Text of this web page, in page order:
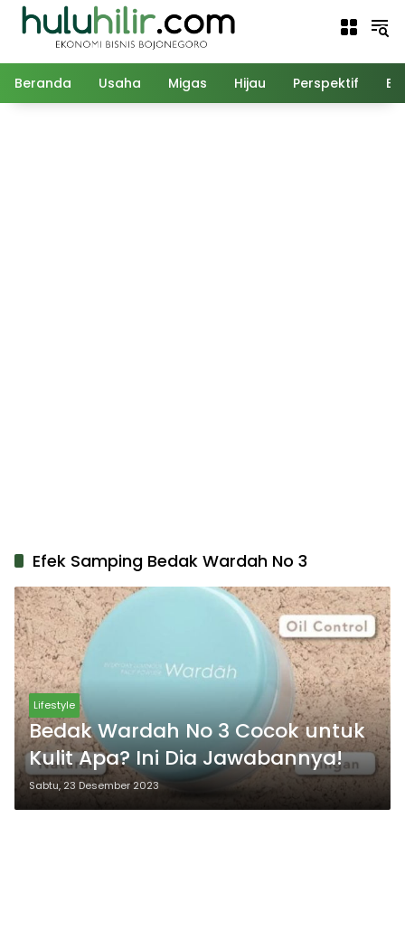
Langsung
Beranda Usaha Migas Hijau Perspektif
Efek Samping Bedak Wardah No 3
Lifestyle
Bedak Wardah No 3 Cocok untuk
Kulit Apa? Ini Dia Jawabannya!
Sabtu, 23 Desember 2023